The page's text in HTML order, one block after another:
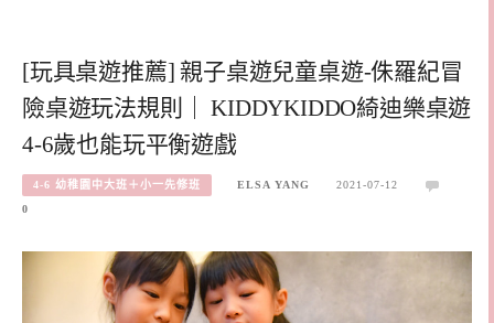
[玩具桌遊推薦] 親子桌遊兒童桌遊-侏羅紀冒
險桌遊玩法規則｜ KIDDYKIDDO綺迪樂桌遊
4-6歲也能玩平衡遊戲
4-6 幼稚園中大班＋小一先修班 ELSA YANG
2021-07-12
0